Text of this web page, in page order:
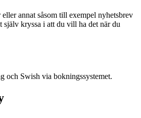
annat såsom till exempel nyhetsbrev
själv kryssa i att du vill ha det när du
och Swish via bokningssystemet.